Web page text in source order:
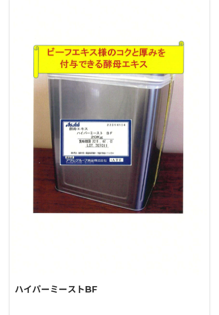
当・お通しなどの一品におすすめです。
ハイパーミーストBF